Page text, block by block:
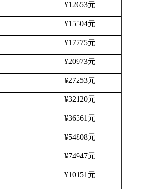
¥12653元
¥15504元
¥17775元
¥20973元
¥27253元
¥32120元
¥36361 元
¥54808元
¥74947元
¥10151 元